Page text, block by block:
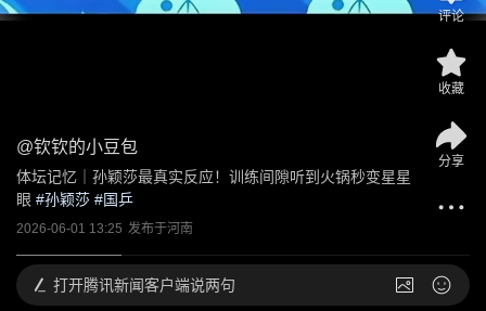
@钦钦的小豆包
体坛记忆｜孙颖莎最真实反应！训练间隙听到火锅秒变星星
眼 #孙颖莎 #国乒
2026-06-01 13:25 发布于河南
评论
收藏
分享
打开腾讯新闻客户端说两句